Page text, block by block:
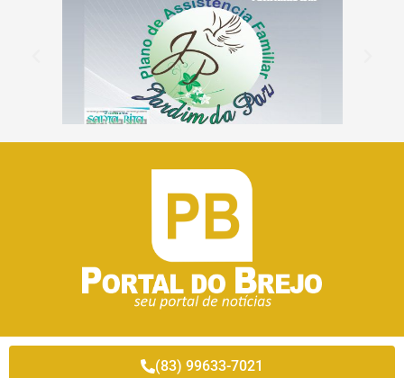
(83) 99633-7021